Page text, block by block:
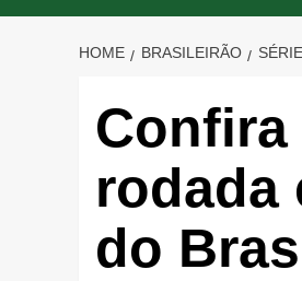
HOME BRASILEIRÃO
Confira
rodada
do